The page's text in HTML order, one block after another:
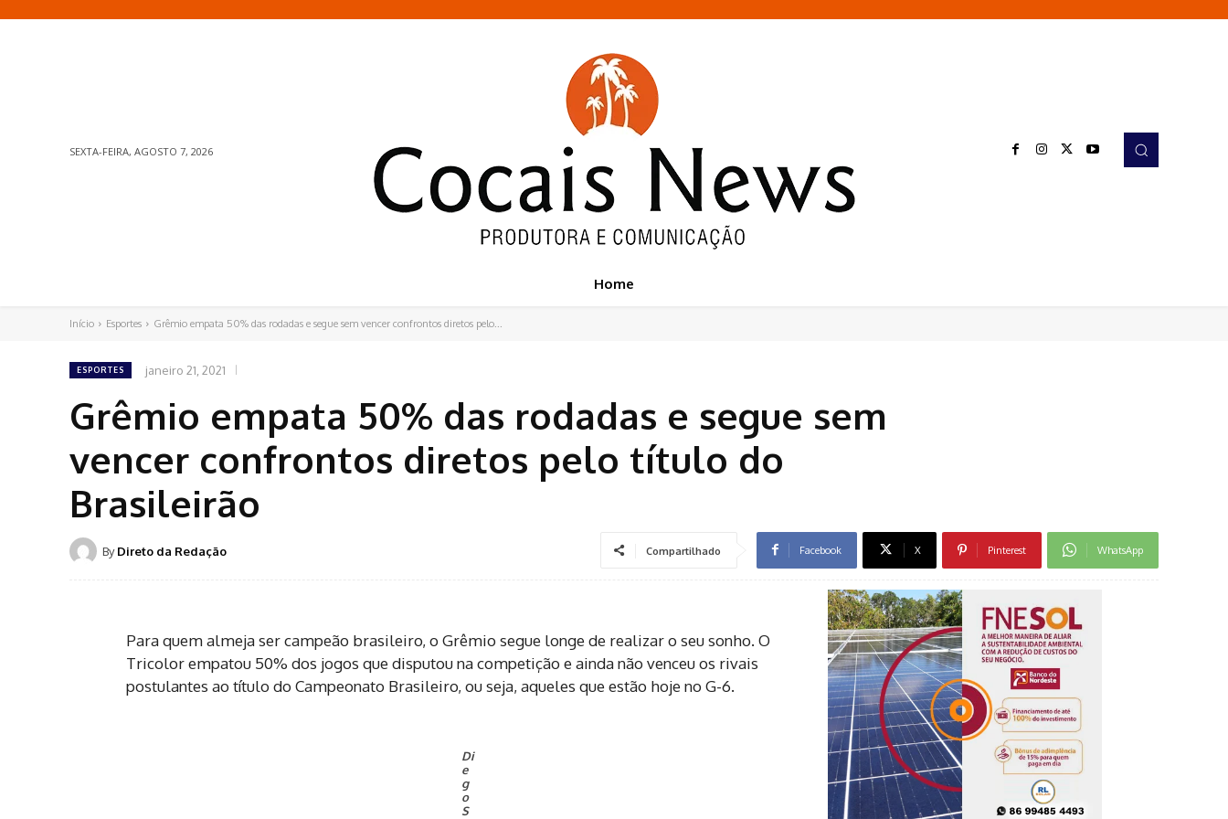
SEXTA-FEIRA, AGOSTO 7, 2026
Home
Início Esportes Grêmio empata 50% das rodadas e segue sem vencer confrontos diretos pelo...
ESPORTES janeiro 21, 2021
Grêmio empata 50% das rodadas e segue sem
vencer confrontos diretos pelo título do
Brasileirão
By Direto da Redação Compartilhado Facebook X Pinterest WhatsApp
Para quem almeja ser campeão brasileiro, o Grêmio segue longe de realizar o seu sonho. O
Tricolor empatou 50% dos jogos que disputou na competição e ainda não venceu os rivais
postulantes ao título do Campeonato Brasileiro, ou seja, aqueles que estão hoje no G-6.
Di
e
g
o
S